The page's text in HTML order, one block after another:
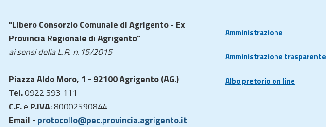
"Libero Consorzio Comunale di Agrigento - Ex
Provincia Regionale di Agrigento"
ai sensi della L.R. n.15/2015
Piazza Aldo Moro, 1 - 92100 Agrigento (AG.)
Tel.0922 593 111
C.F.e P.IVA:80002590844
Email - protocollo@pec.provincia.agrigento.it
Amministrazione
Amministrazione trasparente
Albo pretorio on line